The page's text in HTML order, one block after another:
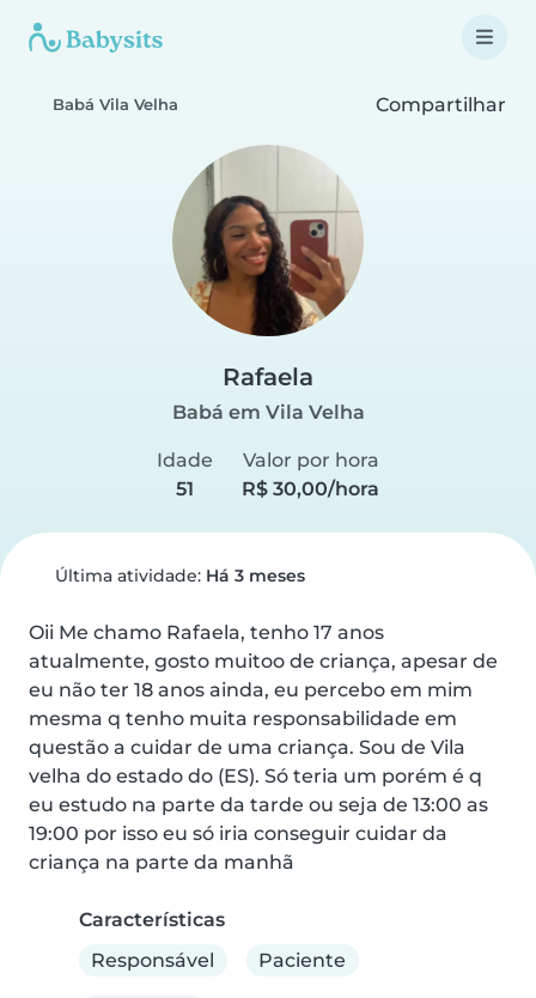
Babá Vila Velha Compartilhar
Rafaela
Babá em Vila Velha
Idade
51
Valor por hora
R$ 30,00/hora
Última atividade: Há 3 meses
Oii Me chamo Rafaela, tenho 17 anos
atualmente, gosto muitoo de criança, apesar de
eu não ter 18 anos ainda, eu percebo em mim
mesma q tenho muita responsabilidade em
questão a cuidar de uma criança. Sou de Vila
velha do estado do (ES). Só teria um porém é q
eu estudo na parte da tarde ou seja de 13:00 as
19:00 por isso eu só iria conseguir cuidar da
criança na parte da manhã
Características
Responsável
Paciente